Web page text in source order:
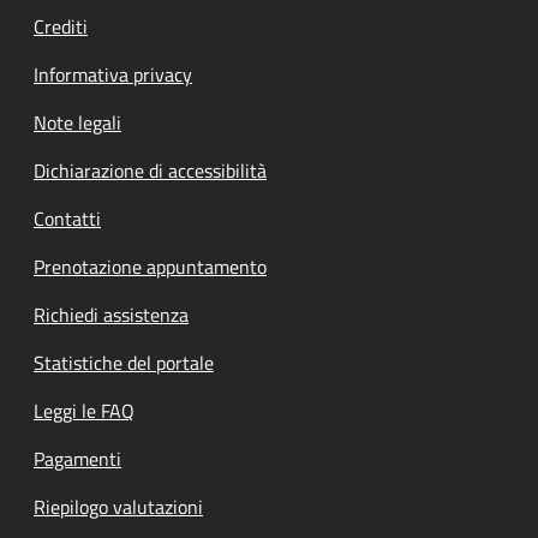
Crediti
Informativa privacy
Note legali
Dichiarazione di accessibilità
Contatti
Prenotazione appuntamento
Richiedi assistenza
Statistiche del portale
Leggi le FAQ
Pagamenti
Riepilogo valutazioni